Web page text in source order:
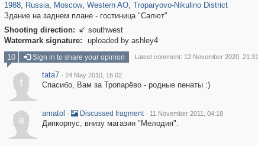
1988, Russia, Moscow, Western AO, Troparyovo-Nikulino District
Здание на заднем плане - гостиница "Салют"
Shooting direction:  southwest
Watermark signature:
uploaded by ashley4
10 Sign in to share your opinion Latest comment: 12 November 2020, 21:31
t
tata7 · 24 May 2010, 16:02
Спасибо, Вам за Тропарёво - родные пенаты :)
a
amatol · Discussed fragment · 11 November 2011, 04:18
Дипкорпус, внизу магазин "Мелодия".